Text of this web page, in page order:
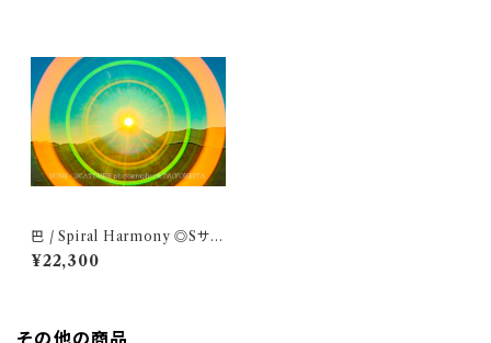
巴 / Spiral Harmony ◎Sサイ
ズ(マット付き)
¥22,300
その他の商品